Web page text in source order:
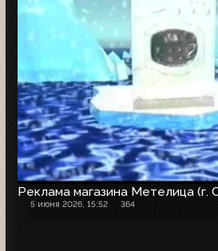
Реклама магазина Метелица (г.
5 июня 2026, 15:52 364